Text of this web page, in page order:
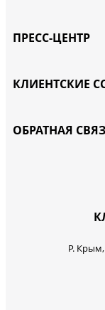
ПРЕСС-ЦЕНТР
КЛИЕНТСКИЕ
ОБРАТНАЯ
Р. Крым,